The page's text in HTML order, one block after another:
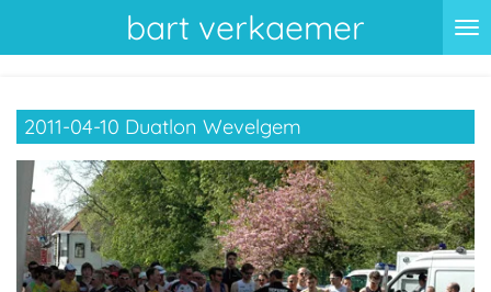
direct
de
hoofdinhoud
bart verkaemer
2011-04-10 Duatlon Wevelgem